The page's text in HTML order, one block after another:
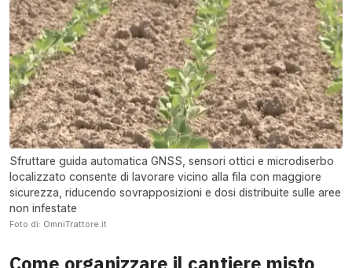
Sfruttare guida automatica GNSS, sensori ottici e microdiserbo
localizzato consente di lavorare vicino alla fila con maggiore
sicurezza, riducendo sovrapposizioni e dosi distribuite sulle aree
non infestate
Foto di: OmniTrattore.it